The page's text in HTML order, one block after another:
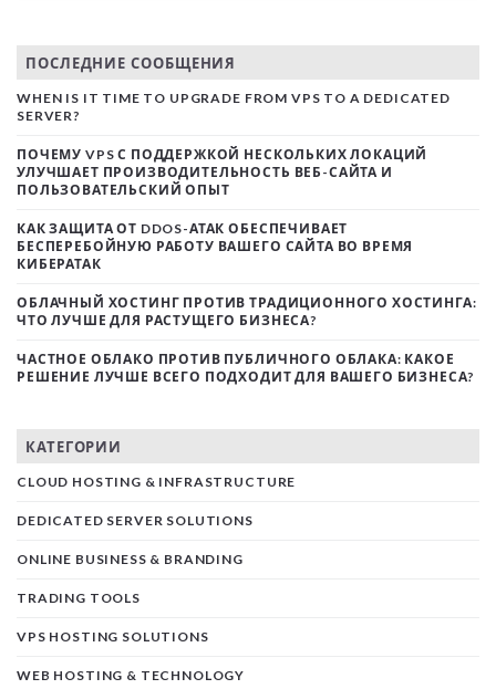
ПОСЛЕДНИЕ СООБЩЕНИЯ
WHEN IS IT TIME TO UPGRADE FROM VPS TO A DEDICATED
SERVER?
ПОЧЕМУ VPS С ПОДДЕРЖКОЙ НЕСКОЛЬКИХ ЛОКАЦИЙ
УЛУЧШАЕТ ПРОИЗВОДИТЕЛЬНОСТЬ ВЕБ-САЙТА И
ПОЛЬЗОВАТЕЛЬСКИЙ ОПЫТ
КАК ЗАЩИТА ОТ DDOS-АТАК ОБЕСПЕЧИВАЕТ
БЕСПЕРЕБОЙНУЮ РАБОТУ ВАШЕГО САЙТА ВО ВРЕМЯ
КИБЕРАТАК
ОБЛАЧНЫЙ ХОСТИНГ ПРОТИВ ТРАДИЦИОННОГО ХОСТИНГА:
ЧТО ЛУЧШЕ ДЛЯ РАСТУЩЕГО БИЗНЕСА?
ЧАСТНОЕ ОБЛАКО ПРОТИВ ПУБЛИЧНОГО ОБЛАКА: КАКОЕ
РЕШЕНИЕ ЛУЧШЕ ВСЕГО ПОДХОДИТ ДЛЯ ВАШЕГО БИЗНЕСА?
КАТЕГОРИИ
CLOUD HOSTING & INFRASTRUCTURE
DEDICATED SERVER SOLUTIONS
ONLINE BUSINESS & BRANDING
TRADING TOOLS
VPS HOSTING SOLUTIONS
WEB HOSTING & TECHNOLOGY